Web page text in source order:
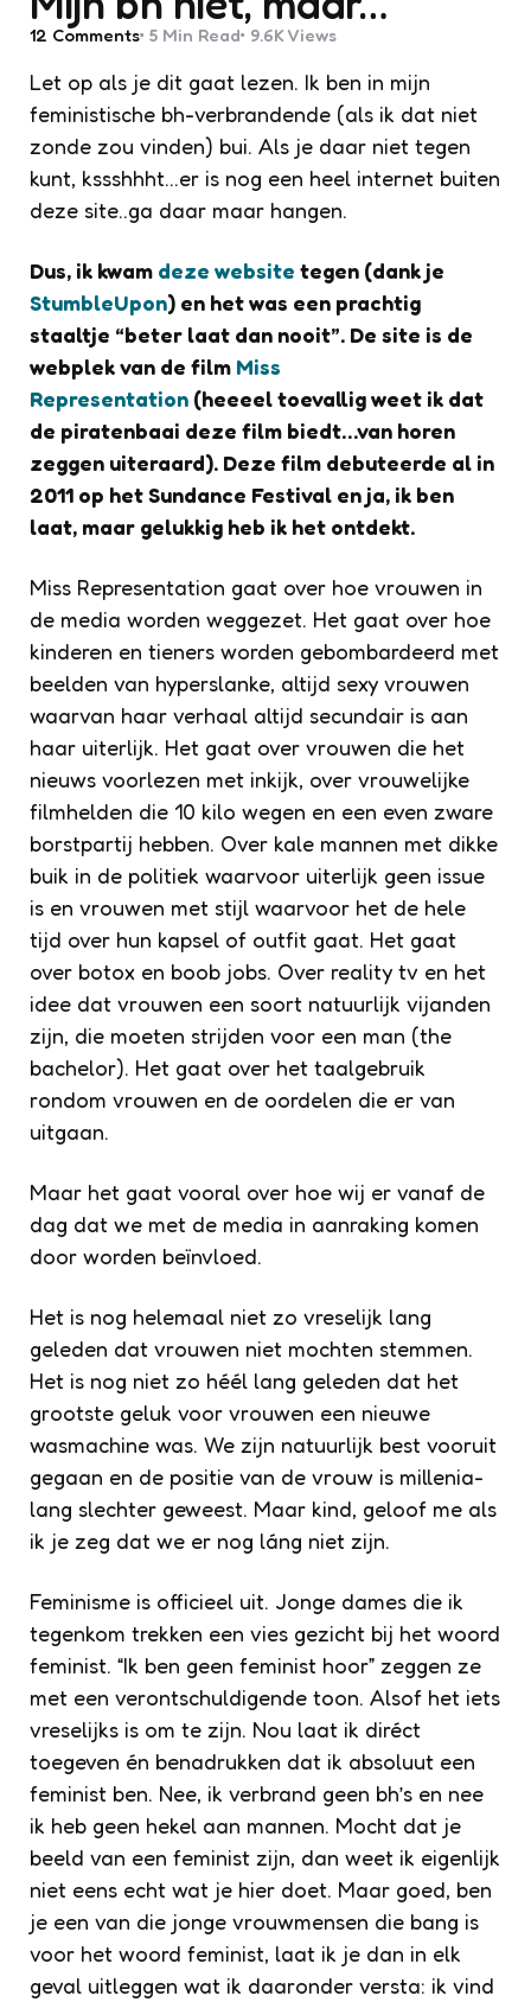
12 Comments 5 Min Read 9.6K Views
Let op als je dit gaat lezen. Ik ben in mijn
feministische bh-verbrandende (als ik dat niet
zonde zou vinden) bui. Als je daar niet tegen
kunt, kssshhht…er is nog een heel internet buiten
deze site..ga daar maar hangen.
Dus, ik kwam deze website tegen (dank je
StumbleUpon) en het was een prachtig
staaltje “beter laat dan nooit”. De site is de
webplek van de film Miss
Representation (heeeel toevallig weet ik dat
de piratenbaai deze film biedt…van horen
zeggen uiteraard). Deze film debuteerde al in
2011 op het Sundance Festival en ja, ik ben
laat, maar gelukkig heb ik het ontdekt.
Miss Representation gaat over hoe vrouwen in
de media worden weggezet. Het gaat over hoe
kinderen en tieners worden gebombardeerd met
beelden van hyperslanke, altijd sexy vrouwen
waarvan haar verhaal altijd secundair is aan
haar uiterlijk. Het gaat over vrouwen die het
nieuws voorlezen met inkijk, over vrouwelijke
filmhelden die 10 kilo wegen en een even zware
borstpartij hebben. Over kale mannen met dikke
buik in de politiek waarvoor uiterlijk geen issue
is en vrouwen met stijl waarvoor het de hele
tijd over hun kapsel of outfit gaat. Het gaat
over botox en boob jobs. Over reality tv en het
idee dat vrouwen een soort natuurlijk vijanden
zijn, die moeten strijden voor een man (the
bachelor). Het gaat over het taalgebruik
rondom vrouwen en de oordelen die er van
uitgaan.
Maar het gaat vooral over hoe wij er vanaf de
dag dat we met de media in aanraking komen
door worden beïnvloed.
Het is nog helemaal niet zo vreselijk lang
geleden dat vrouwen niet mochten stemmen.
Het is nog niet zo héél lang geleden dat het
grootste geluk voor vrouwen een nieuwe
wasmachine was. We zijn natuurlijk best vooruit
gegaan en de positie van de vrouw is millenia-
lang slechter geweest. Maar kind, geloof me als
ik je zeg dat we er nog láng niet zijn.
Feminisme is officieel uit. Jonge dames die ik
tegenkom trekken een vies gezicht bij het woord
feminist. “Ik ben geen feminist hoor” zeggen ze
met een verontschuldigende toon. Alsof het iets
vreselijks is om te zijn. Nou laat ik diréct
toegeven én benadrukken dat ik absoluut een
feminist ben. Nee, ik verbrand geen bh’s en nee
ik heb geen hekel aan mannen. Mocht dat je
beeld van een feminist zijn, dan weet ik eigenlijk
niet eens echt wat je hier doet. Maar goed, ben
je een van die jonge vrouwmensen die bang is
voor het woord feminist, laat ik je dan in elk
geval uitleggen wat ik daaronder versta: ik vind